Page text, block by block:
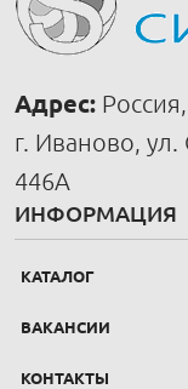
Адрес:
г. Иваново,
446А
ИНФОРМАЦИЯ
КАТАЛОГ
ВАКАНСИИ
КОНТАКТЫ